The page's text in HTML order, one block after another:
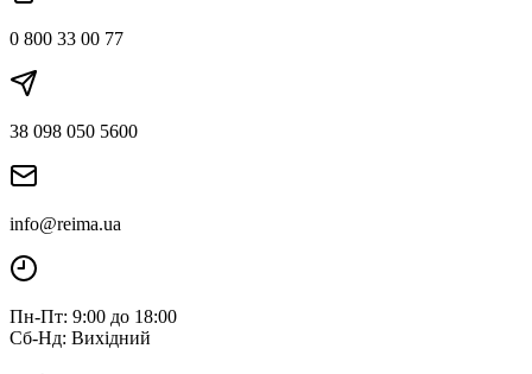
0 800 33 00 77
38 098 050 5600
info@reima.ua
Пн-Пт: 9:00 до 18:00
Сб-Нд: Вихідний